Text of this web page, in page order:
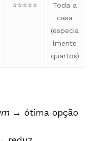
⭐⭐⭐⭐⭐
Toda a
casa
(especia
lmente
quartos)
→ ótima opção